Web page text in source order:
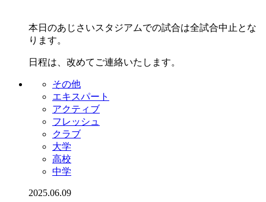
本日のあじさいスタジアムでの試合は全試合中止とな
ります。
日程は、改めてご連絡いたします。
その他
エキスパート
アクティブ
フレッシュ
クラブ
大学
高校
中学
2025.06.09